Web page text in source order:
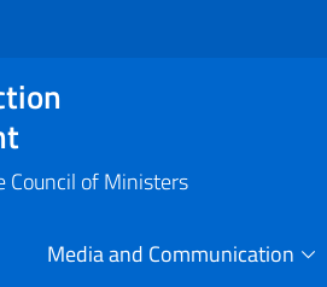
Council of Ministers
Media and Communication